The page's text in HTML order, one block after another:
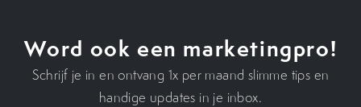
Word ook een marketingpro!
Schrijf je in en ontvang 1x per maand slimme tips en
handige updates in je inbox.